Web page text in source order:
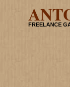
FREELANCE